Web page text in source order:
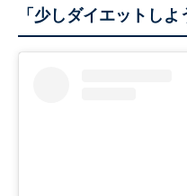
「少しダイエットしよ